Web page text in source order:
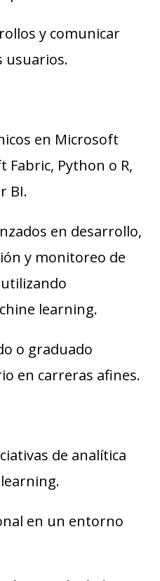
y comunicar
usuarios.
en Microsoft
Fabric, Python o R,
BI.
en desarrollo,
y monitoreo de
learning.
o graduado
en carreras afines.
de analítica
en un entorno